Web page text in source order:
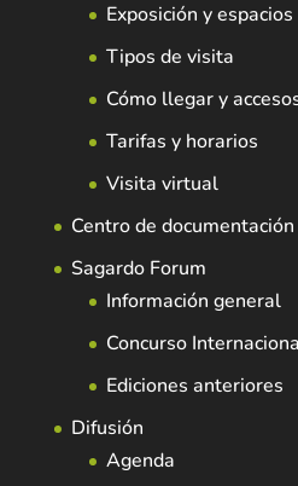
Exposición y espacios
Tipos de visita
Cómo llegar y
Tarifas y horarios
Visita virtual
Centro de documentación
Sagardo Forum
Información general
Concurso
Ediciones anteriores
Difusión
Agenda